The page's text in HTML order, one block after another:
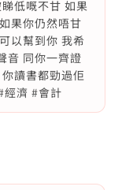
低嘅不甘 如果
果你仍然唔甘
以幫到你 我希
音 同你一齊證
讀書都勁過佢
濟 #會計